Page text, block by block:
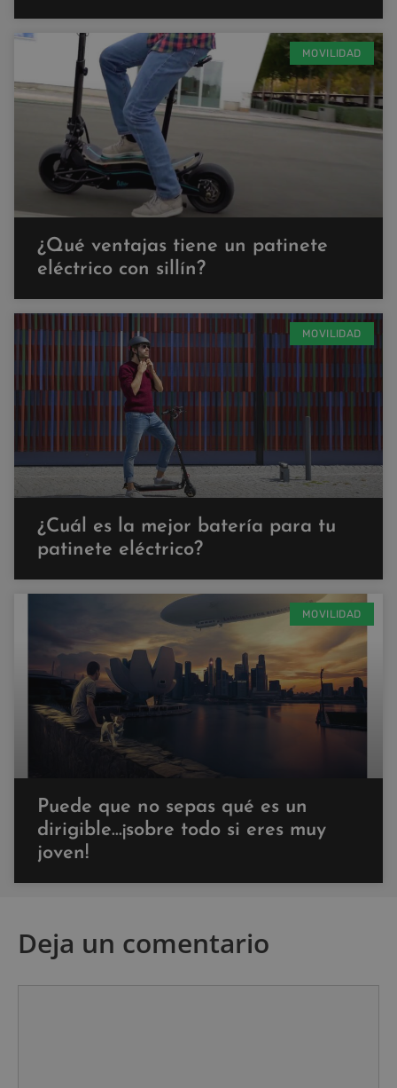
MOVILIDAD
¿Qué ventajas tiene un patinete
eléctrico con sillín?
MOVILIDAD
¿Cuál es la mejor batería para tu
patinete eléctrico?
MOVILIDAD
Puede que no sepas qué es un
dirigible…¡sobre todo si eres muy
joven!
Deja un comentario